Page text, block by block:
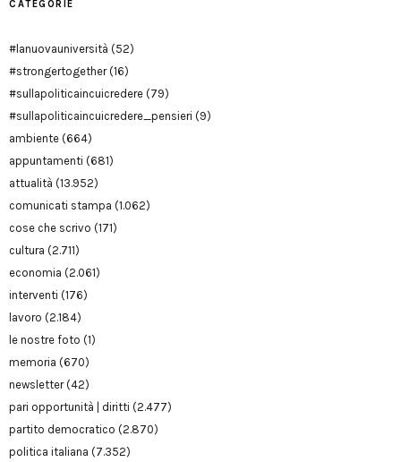
CATEGORIE
#lanuovauniversità (52)
#strongertogether(16)
#sullapoliticaincuicredere (79)
#sullapoliticaincuicredere_pensieri (9)
ambiente (664)
appuntamenti (681)
attualità (13.952)
comunicati stampa (1.062)
cose che scrivo (171)
cultura (2.711)
economia (2.061)
interventi (176)
lavoro (2.184)
le nostre foto (1)
memoria (670)
newsletter(42)
pari opportunità | diritti (2.477)
partito democratico (2.870)
politica italiana (7.352)